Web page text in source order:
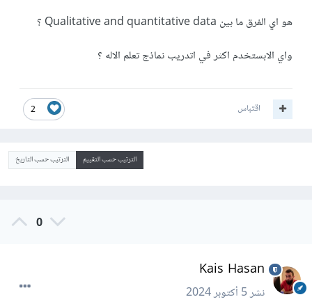
هو اي الفرق ما بين Qualitative and quantitative data ؟
واي الابستخدم اكثر في اتدريب نماذج تعلم الاله ؟
2 اقتباس
الترتيب حسب التقييم الترتيب حسب التاريخ
0
Kais Hasan
نشر5 أكتوبر 2024